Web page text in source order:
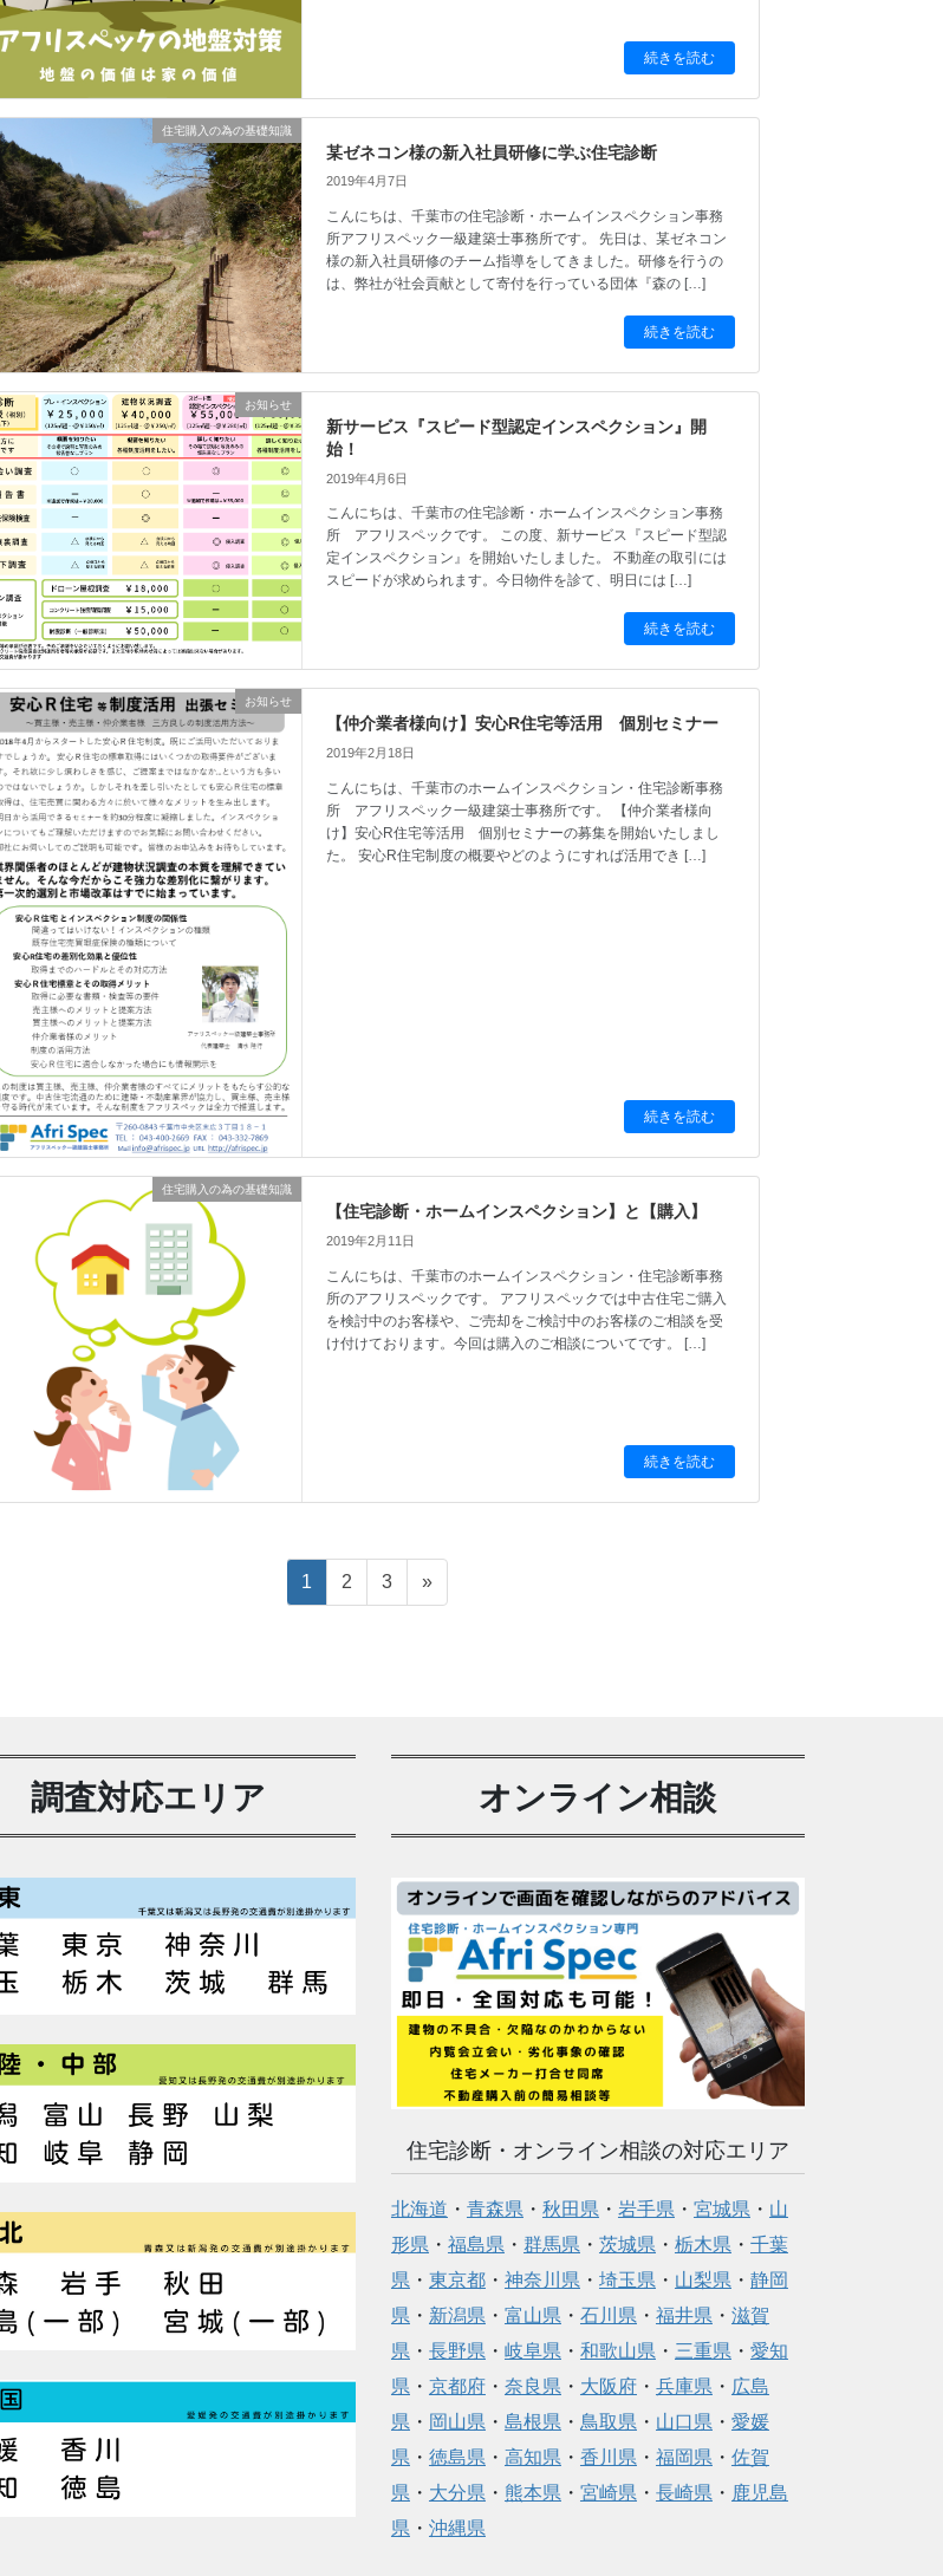
続きを読む
住宅購入の為の基礎知識
某ゼネコン様の新入社員研修に学ぶ住宅診断
2019年4月7日
こんにちは、千葉市の住宅診断・ホームインスペクション事務
所アフリスペック一級建築士事務所です。 先日は、某ゼネコン
様の新入社員研修のチーム指導をしてきました。研修を行うの
は、弊社が社会貢献として寄付を行っている団体『森の […]
続きを読む
お知らせ
新サービス『スピード型認定インスペクション』開
始！
2019年4月6日
こんにちは、千葉市の住宅診断・ホームインスペクション事務
所 アフリスペックです。 この度、新サービス『スピード型認
定インスペクション』を開始いたしました。 不動産の取引には
スピードが求められます。今日物件を診て、明日には […]
続きを読む
お知らせ
【仲介業者様向け】安心R住宅等活用 個別セミナー
2019年2月18日
こんにちは、千葉市のホームインスペクション・住宅診断事務
所 アフリスペック一級建築士事務所です。 【仲介業者様向
け】安心R住宅等活用 個別セミナーの募集を開始いたしまし
た。 安心R住宅制度の概要やどのようにすれば活用でき […]
続きを読む
住宅購入の為の基礎知識
【住宅診断・ホームインスペクション】と【購入】
2019年2月11日
こんにちは、千葉市のホームインスペクション・住宅診断事務
所のアフリスペックです。 アフリスペックでは中古住宅ご購入
を検討中のお客様や、ご売却をご検討中のお客様のご相談を受
け付けております。今回は購入のご相談についてです。 […]
続きを読む
ペ
ー
1
ペ
ー
2
ペ
ー
3 »
調査対応エリア オンライン相談
住宅診断・オンライン相談の対応エリア
北海道 ・ 青森県・ 秋田県・ 岩手県・ 宮城県・ 山
形県・ 福島県・ 群馬県・ 茨城県・ 栃木県・ 千葉
県・ 東京都・ 神奈川県・ 埼玉県・ 山梨県・ 静岡
県・ 新潟県・ 富山県・ 石川県・ 福井県・ 滋賀
県・ 長野県・ 岐阜県・ 和歌山県・ 三重県・ 愛知
県・ 京都府・ 奈良県・ 大阪府・ 兵庫県・ 広島
県・ 岡山県・ 島根県・ 鳥取県・ 山口県・ 愛媛
県・ 徳島県・ 高知県・ 香川県・ 福岡県・ 佐賀
県・ 大分県・ 熊本県・ 宮崎県・ 長崎県・ 鹿児島
県・ 沖縄県